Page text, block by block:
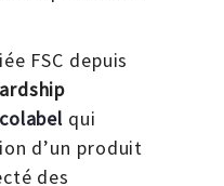
FSC depuis
qui
d’un produit
des